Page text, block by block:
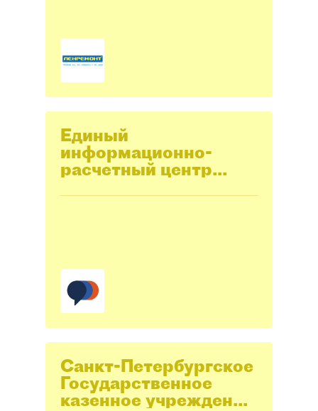
Единый
информационно-
расчетный центр
(ЕИРЦ СПБ)
Санкт-Петербургское
Государственное
казенное учреждение